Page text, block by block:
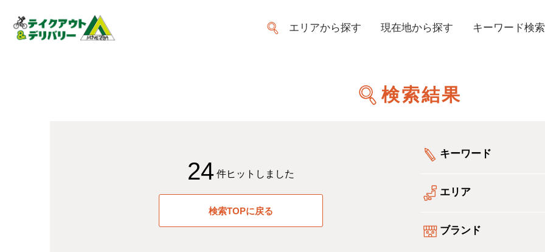
エリアから探す 現在地から探す キーワード検索
検索結果
24 件ヒットしました
検索TOPに戻る
キーワード
エリア
ブランド